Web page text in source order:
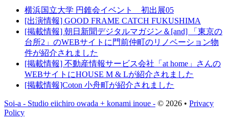
横浜国立大学 円錐会イベント 初出展05
[出演情報] GOOD FRAME CATCH FUKUSHIMA
[掲載情報] 朝日新聞デジタルマガジン＆[and] 「東京の
台所2」のWEBサイトに門前仲町のリノベーション物
件が紹介されました
[掲載情報] 不動産情報サービス会社「at home」さんの
WEBサイトにHOUSE M & Lが紹介されました
[掲載情報]Coton 小舟町が紹介されました
Soi-a - Studio eiichiro owada + konami inoue - © 2026 • Privacy
Policy